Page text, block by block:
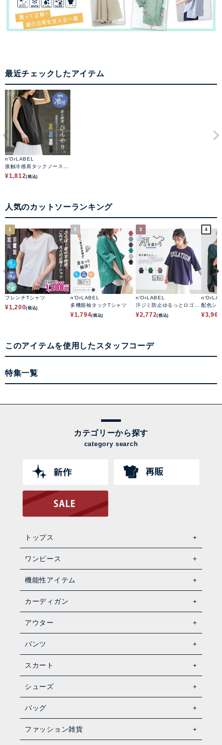
最近チェックしたアイテム
n'OrLABEL
接触冷感肩タックノースリ
ーブカットソー
¥1,812(税込)
人気のカットソーランキング
1
フレンチTシャツ
¥1,200(税込)
2
n'OrLABEL
多機能袖タックTシャツ
¥1,794(税込)
3
n'OrLABEL
汗ジミ防止ゆるっとロゴT
シャツ
¥2,772(税込)
4
配色シ
ップス
¥3,960
このアイテムを使用したスタッフコーデ
特集一覧
カテゴリーから探す
category search
トップス
ワンピース
機能性アイテム
カーディガン
アウター
パンツ
スカート
シューズ
バッグ
ファッション雑貨